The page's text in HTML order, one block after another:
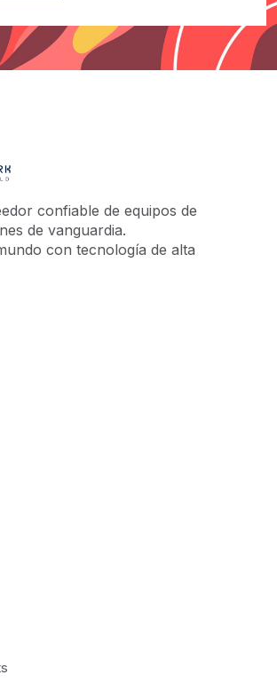
confiable de equipos de
de vanguardia.
con tecnología de alta